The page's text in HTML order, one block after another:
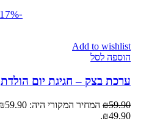
-17%
Add to wishlist
הוספה לסל
ערכת בצק – חגיגת יום הולדת
₪59.90 המחיר המקורי היה: ₪59.90.
₪49.90.